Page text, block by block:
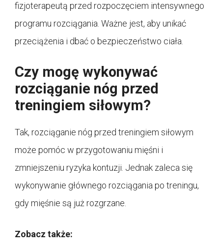
fizjoterapeutą przed rozpoczęciem intensywnego
programu rozciągania. Ważne jest, aby unikać
przeciążenia i dbać o bezpieczeństwo ciała.
Czy mogę wykonywać
rozciąganie nóg przed
treningiem siłowym?
Tak, rozciąganie nóg przed treningiem siłowym
może pomóc w przygotowaniu mięśni i
zmniejszeniu ryzyka kontuzji. Jednak zaleca się
wykonywanie głównego rozciągania po treningu,
gdy mięśnie są już rozgrzane.
Zobacz także: